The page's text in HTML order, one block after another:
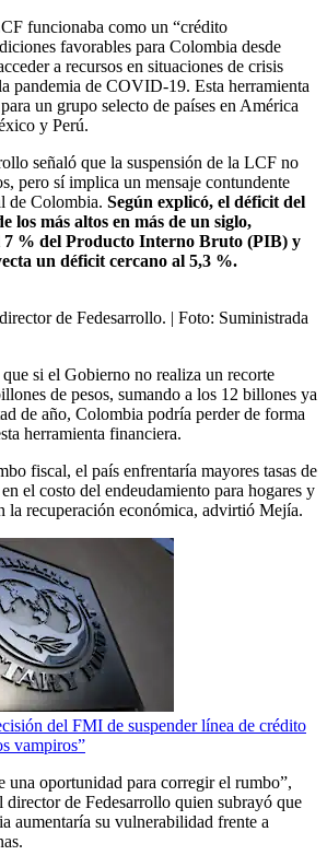
funcionaba como un “crédito
favorables para Colombia desde
a recursos en situaciones de crisis
pandemia de COVID-19. Esta herramienta
un grupo selecto de países en América
y Perú.
señaló que la suspensión de la LCF no
pero sí implica un mensaje contundente
de Colombia. Según explicó, el déficit del
los más altos en más de un siglo,
7 % del Producto Interno Bruto (PIB) y
un déficit cercano al 5,3 %.
de Fedesarrollo. | Foto: Suministrada
si el Gobierno no realiza un recorte
de pesos, sumando a los 12 billones ya
de año, Colombia podría perder de forma
herramienta financiera.
fiscal, el país enfrentaría mayores tasas de
el costo del endeudamiento para hogares y
la recuperación económica, advirtió Mejía.
del FMI de suspender línea de crédito
vampiros”
una oportunidad para corregir el rumbo”,
de Fedesarrollo quien subrayó que
aumentaría su vulnerabilidad frente a